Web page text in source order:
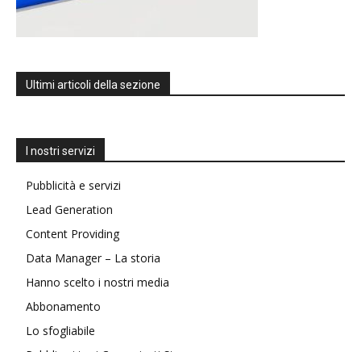
Ultimi articoli della sezione
I nostri servizi
Pubblicità e servizi
Lead Generation
Content Providing
Data Manager – La storia
Hanno scelto i nostri media
Abbonamento
Lo sfogliabile